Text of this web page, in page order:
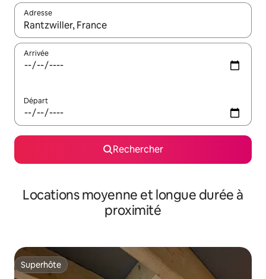
Adresse
Lorsque les résultats s'affichent, utilisez les flèches vers le
Arrivée
Départ
Rechercher
Locations moyenne et longue durée à
proximité
Superhôte
Superhôte